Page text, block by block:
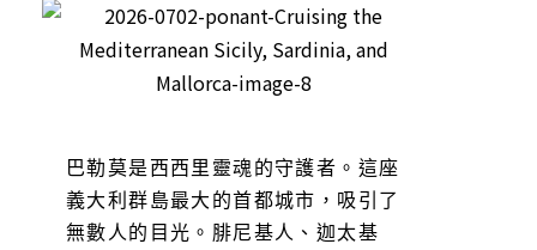
巴勒莫是西西里靈魂的守護者。這座
義大利群島最大的首都城市，吸引了
無數人的目光。腓尼基人、迦太基